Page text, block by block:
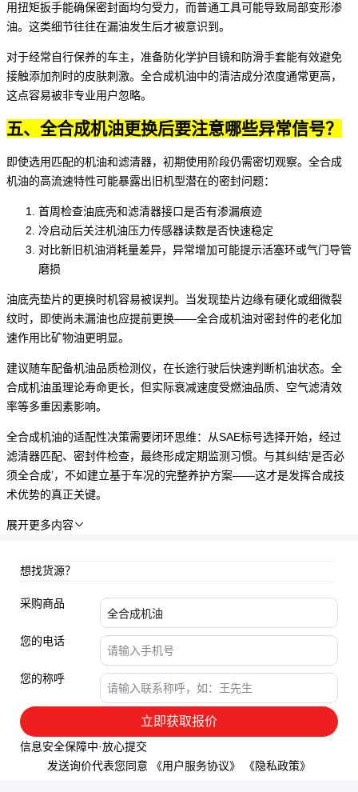
用扭矩扳手能确保密封面均匀受力，而普通工具可能导致局部变形渗
油。这类细节往往在漏油发生后才被意识到。
对于经常自行保养的车主，准备防化学护目镜和防滑手套能有效避免
接触添加剂时的皮肤刺激。全合成机油中的清洁成分浓度通常更高，
这点容易被非专业用户忽略。
五、全合成机油更换后要注意哪些异常信号？
即使选用匹配的机油和滤清器，初期使用阶段仍需密切观察。全合成
机油的高流速特性可能暴露出旧机型潜在的密封问题：
首周检查油底壳和滤清器接口是否有渗漏痕迹
冷启动后关注机油压力传感器读数是否快速稳定
对比新旧机油消耗量差异，异常增加可能提示活塞环或气门导管
磨损
油底壳垫片的更换时机容易被误判。当发现垫片边缘有硬化或细微裂
纹时，即使尚未漏油也应提前更换——全合成机油对密封件的老化加
速作用比矿物油更明显。
建议随车配备机油品质检测仪，在长途行驶后快速判断机油状态。全
合成机油虽理论寿命更长，但实际衰减速度受燃油品质、空气滤清效
率等多重因素影响。
全合成机油的适配性决策需要闭环思维：从SAE标号选择开始，经过
滤清器匹配、密封件检查，最终形成定期监测习惯。与其纠结‘是否必
须全合成’，不如建立基于车况的完整养护方案——这才是发挥合成技
术优势的真正关键。
展开更多内容
想找货源？
采购商品
您的电话
您的称呼
立即获取报价
信息安全保障中·放心提交
发送询价代表您同意 《用户服务协议》 《隐私政策》